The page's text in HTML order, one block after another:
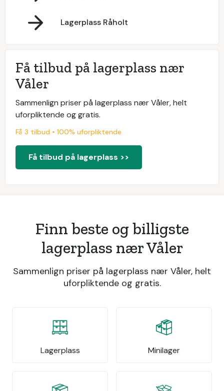
Lagerplass Råholt
Få tilbud på lagerplass nær
Våler
Sammenlign priser på lagerplass nær Våler, helt
uforpliktende og gratis.
Få 3 tilbud • 100% uforpliktende
Få tilbud på lagerplass >>
Finn beste og billigste
lagerplass nær Våler
Sammenlign priser på lagerplass nær Våler, helt
uforpliktende og gratis.
Lagerplass Minilager